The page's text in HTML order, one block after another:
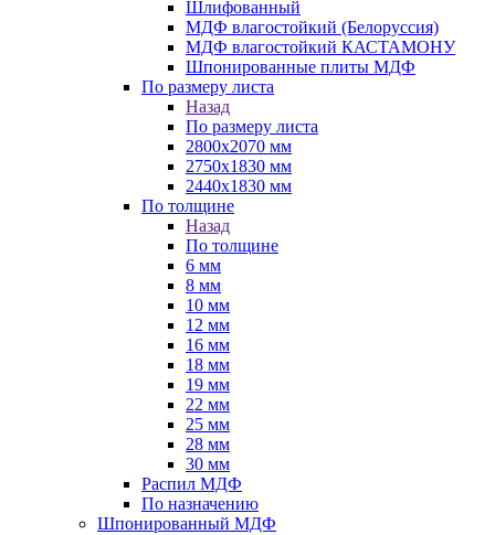
Шлифованный
МДФ влагостойкий (Белоруссия)
МДФ влагостойкий КАСТАМОНУ
Шпонированные плиты МДФ
По размеру листа
Назад
По размеру листа
2800х2070 мм
2750х1830 мм
2440х1830 мм
По толщине
Назад
По толщине
6 мм
8 мм
10 мм
12 мм
16 мм
18 мм
19 мм
22 мм
25 мм
28 мм
30 мм
Распил МДФ
По назначению
Шпонированный МДФ